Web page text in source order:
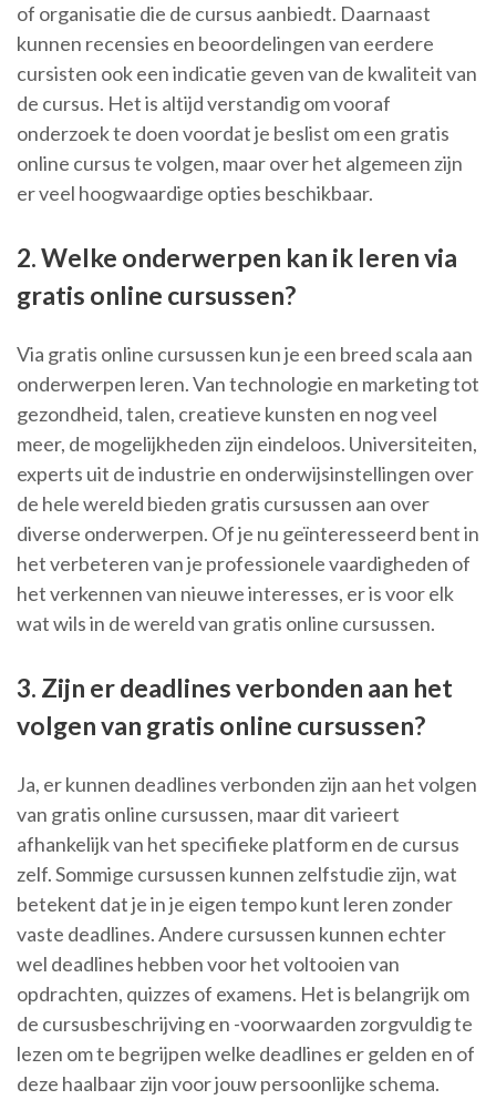
of organisatie die de cursus aanbiedt. Daarnaast
kunnen recensies en beoordelingen van eerdere
cursisten ook een indicatie geven van de kwaliteit van
de cursus. Het is altijd verstandig om vooraf
onderzoek te doen voordat je beslist om een gratis
online cursus te volgen, maar over het algemeen zijn
er veel hoogwaardige opties beschikbaar.
2. Welke onderwerpen kan ik leren via
gratis online cursussen?
Via gratis online cursussen kun je een breed scala aan
onderwerpen leren. Van technologie en marketing tot
gezondheid, talen, creatieve kunsten en nog veel
meer, de mogelijkheden zijn eindeloos. Universiteiten,
experts uit de industrie en onderwijsinstellingen over
de hele wereld bieden gratis cursussen aan over
diverse onderwerpen. Of je nu geïnteresseerd bent in
het verbeteren van je professionele vaardigheden of
het verkennen van nieuwe interesses, er is voor elk
wat wils in de wereld van gratis online cursussen.
3. Zijn er deadlines verbonden aan het
volgen van gratis online cursussen?
Ja, er kunnen deadlines verbonden zijn aan het volgen
van gratis online cursussen, maar dit varieert
afhankelijk van het specifieke platform en de cursus
zelf. Sommige cursussen kunnen zelfstudie zijn, wat
betekent dat je in je eigen tempo kunt leren zonder
vaste deadlines. Andere cursussen kunnen echter
wel deadlines hebben voor het voltooien van
opdrachten, quizzes of examens. Het is belangrijk om
de cursusbeschrijving en -voorwaarden zorgvuldig te
lezen om te begrijpen welke deadlines er gelden en of
deze haalbaar zijn voor jouw persoonlijke schema.